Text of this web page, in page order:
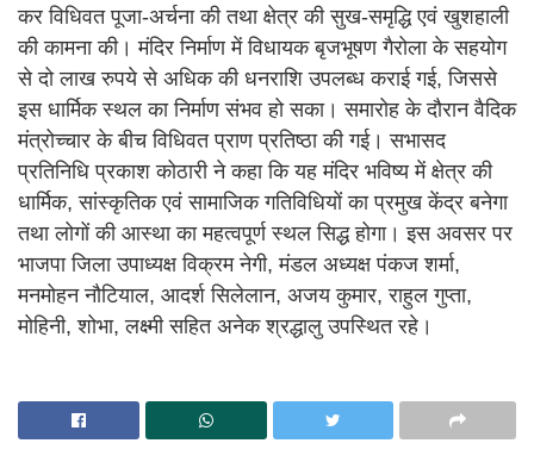
कर विधिवत पूजा-अर्चना की तथा क्षेत्र की सुख-समृद्धि एवं खुशहाली
की कामना की। मंदिर निर्माण में विधायक बृजभूषण गैरोला के सहयोग
से दो लाख रुपये से अधिक की धनराशि उपलब्ध कराई गई, जिससे
इस धार्मिक स्थल का निर्माण संभव हो सका। समारोह के दौरान वैदिक
मंत्रोच्चार के बीच विधिवत प्राण प्रतिष्ठा की गई। सभासद
प्रतिनिधि प्रकाश कोठारी ने कहा कि यह मंदिर भविष्य में क्षेत्र की
धार्मिक, सांस्कृतिक एवं सामाजिक गतिविधियों का प्रमुख केंद्र बनेगा
तथा लोगों की आस्था का महत्वपूर्ण स्थल सिद्ध होगा। इस अवसर पर
भाजपा जिला उपाध्यक्ष विक्रम नेगी, मंडल अध्यक्ष पंकज शर्मा,
मनमोहन नौटियाल, आदर्श सिलेलान, अजय कुमार, राहुल गुप्ता,
मोहिनी, शोभा, लक्ष्मी सहित अनेक श्रद्धालु उपस्थित रहे।